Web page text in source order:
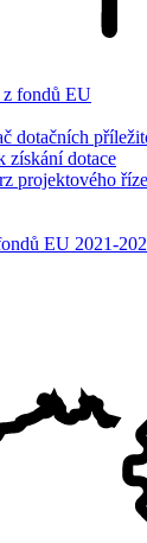
z fondů EU
dotačních
získání dotace
projektového
EU 2021-